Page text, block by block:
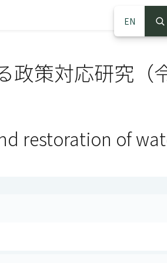
EN
政策対応研究（
restoration of